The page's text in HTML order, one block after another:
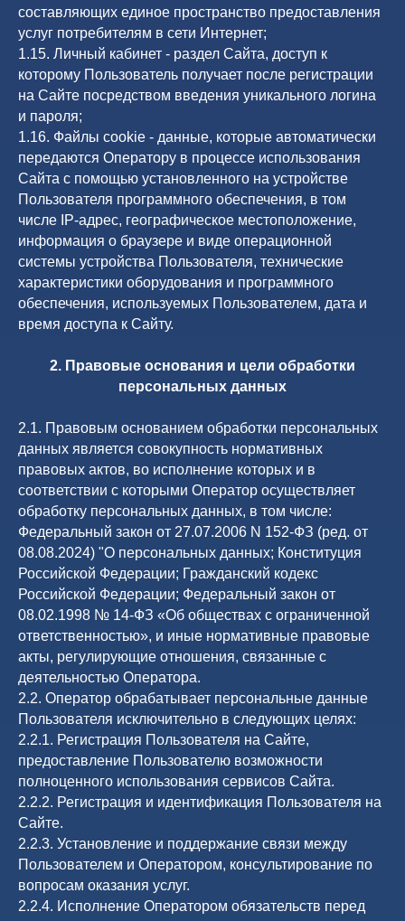
составляющих единое пространство предоставления
услуг потребителям в сети Интернет;
1.15. Личный кабинет - раздел Сайта, доступ к
которому Пользователь получает после регистрации
на Сайте посредством введения уникального логина
и пароля;
1.16. Файлы cookie - данные, которые автоматически
передаются Оператору в процессе использования
Сайта с помощью установленного на устройстве
Пользователя программного обеспечения, в том
числе IP-адрес, географическое местоположение,
информация о браузере и виде операционной
системы устройства Пользователя, технические
характеристики оборудования и программного
обеспечения, используемых Пользователем, дата и
время доступа к Сайту.
2. Правовые основания и цели обработки
персональных данных
2.1. Правовым основанием обработки персональных
данных является совокупность нормативных
правовых актов, во исполнение которых и в
соответствии с которыми Оператор осуществляет
обработку персональных данных, в том числе:
Федеральный закон от 27.07.2006 N 152-ФЗ (ред. от
08.08.2024) "О персональных данных; Конституция
Российской Федерации; Гражданский кодекс
Российской Федерации; Федеральный закон от
08.02.1998 № 14-ФЗ «Об обществах с ограниченной
ответственностью», и иные нормативные правовые
акты, регулирующие отношения, связанные с
деятельностью Оператора.
2.2. Оператор обрабатывает персональные данные
Пользователя исключительно в следующих целях:
2.2.1. Регистрация Пользователя на Сайте,
предоставление Пользователю возможности
полноценного использования сервисов Сайта.
2.2.2. Регистрация и идентификация Пользователя на
Сайте.
2.2.3. Установление и поддержание связи между
Пользователем и Оператором, консультирование по
вопросам оказания услуг.
2.2.4. Исполнение Оператором обязательств перед